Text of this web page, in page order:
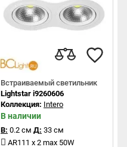
Встраиваемый светильник
Lightstar i9260606
Коллекция: Intero
В наличии
В: 0.2 см Д: 33 см
AR111 x 2 max 50W